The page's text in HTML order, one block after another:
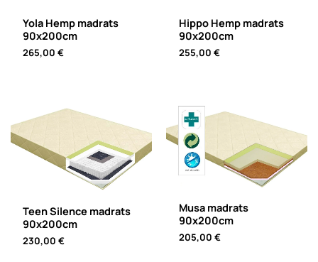
Yola Hemp madrats
90x200cm
265,00€
Hippo Hemp madrats
90x200cm
255,00 €
Teen Silence madrats
90x200cm
230,00€
Musa madrats
90x200cm
205,00 €